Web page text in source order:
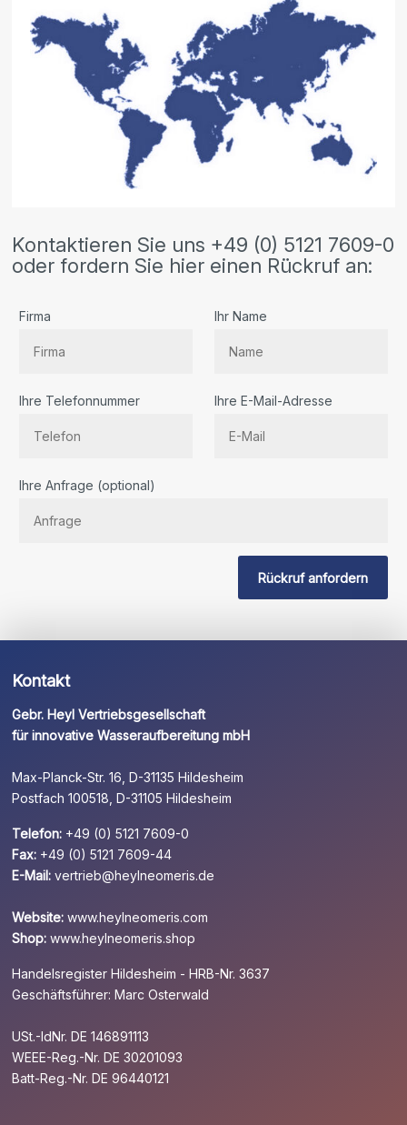
Kontaktieren Sie uns +49 (0) 5121 7609-0
oder fordern Sie hier einen Rückruf an:
Firma Ihr Name
Ihre Telefonnummer Ihre E-Mail-Adresse
Sie
Ihre Anfrage (optional)
Rückruf anfordern
Kontakt
Gebr. Heyl Vertriebsgesellschaft
für innovative Wasseraufbereitung mbH
Max-Planck-Str. 16, D-31135 Hildesheim
Postfach 100518, D-31105 Hildesheim
Telefon: +49 (0) 5121 7609-0
Fax: +49 (0) 5121 7609-44
E-Mail: vertrieb@heylneomeris.de
Website: www.heylneomeris.com
Shop: www.heylneomeris.shop
Handelsregister Hildesheim - HRB-Nr. 3637
Geschäftsführer: Marc Osterwald
USt.-IdNr. DE 146891113
WEEE-Reg.-Nr. DE 30201093
Batt-Reg.-Nr. DE 96440121